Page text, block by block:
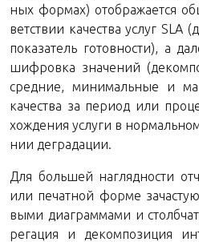
ных фор­мах) отоб­ра­жа­ет­ся
вет­ствии ка­че­ства услуг SLA
по­ка­за­тель го­тов­но­сти), а
шиф­ров­ка зна­че­ний
сред­ние, ми­ни­маль­ные и
ка­че­ства за пе­ри­од или
хож­де­ния услу­ги в
нии деградации.
Для боль­шей на­гляд­но­сти
или пе­чат­ной форме
вы­ми диа­грам­ма­ми и
ре­га­ция и де­ком­по­зи­ция